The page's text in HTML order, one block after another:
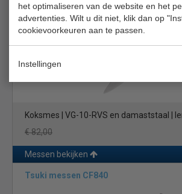
het optimaliseren van de website en het
advertenties. Wilt u dit niet, klik dan op
cookievoorkeuren aan te passen.
Instellingen
Tsuki messen DA 440
Koksmes | VG-10-RVS en damaststaal |
€ 82,00
Messen bekijken
Tsuki messen CF840